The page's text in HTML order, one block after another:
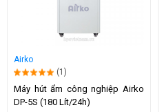
Airko
(1)
Máy hút ẩm công nghiệp Airko
DP-5S (180 Lít/24h)